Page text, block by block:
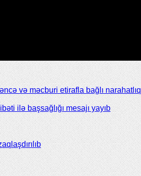
və məcburi etirafla bağlı narahatlıq
ilə başsağlığı mesajı yayıb